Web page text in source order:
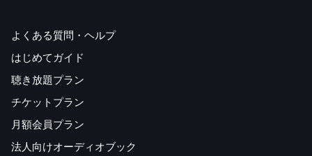
よくある質問・ヘルプ
はじめてガイド
聴き放題プラン
チケットプラン
月額会員プラン
法人向けオーディオブック